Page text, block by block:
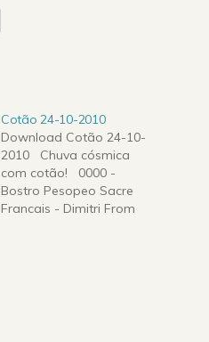
Cotão 24-10-2010
Download Cotão 24-10-
2010 Chuva cósmica
com cotão! 0000 -
Bostro Pesopeo Sacre
Francais - Dimitri From